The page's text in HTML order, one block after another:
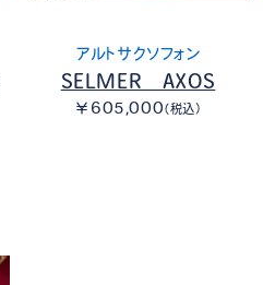
アルトサクソフォン
SELMER AXOS
￥605,000（税込）